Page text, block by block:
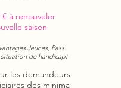
à renouveler
saison
Jeunes, Pass
de handicap)
les demandeurs
des minima